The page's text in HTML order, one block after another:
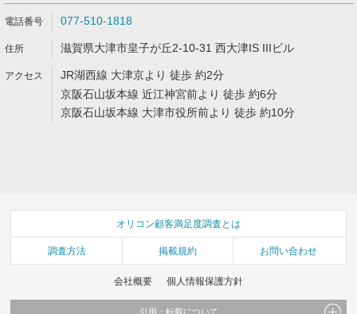
077-510-1818
滋賀県大津市皇子が丘2-10-31 西大津IS IIIビル
JR湖西線 大津京より 徒歩 約2分
京阪石山坂本線 近江神宮前より 徒歩 約6分
京阪石山坂本線 大津市役所前より 徒歩 約10分
オリコン顧客満足度調査とは
調査方法 掲載規約 お問い合わせ
会社概要 個人情報保護方針
引用・転載について